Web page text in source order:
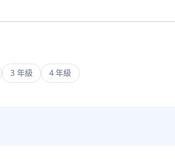
3 年級 4 年級